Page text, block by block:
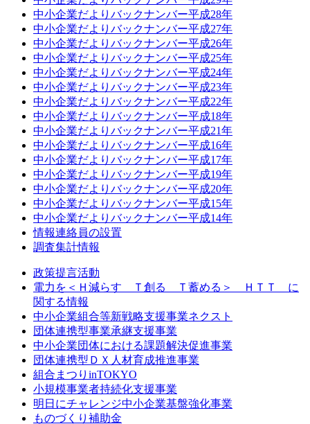
中小企業だよりバックナンバー平成28年
中小企業だよりバックナンバー平成27年
中小企業だよりバックナンバー平成26年
中小企業だよりバックナンバー平成25年
中小企業だよりバックナンバー平成24年
中小企業だよりバックナンバー平成23年
中小企業だよりバックナンバー平成22年
中小企業だよりバックナンバー平成18年
中小企業だよりバックナンバー平成21年
中小企業だよりバックナンバー平成16年
中小企業だよりバックナンバー平成17年
中小企業だよりバックナンバー平成19年
中小企業だよりバックナンバー平成20年
中小企業だよりバックナンバー平成15年
中小企業だよりバックナンバー平成14年
情報連絡員の設置
調査集計情報
政策提言活動
電力を＜Ｈ減らす Ｔ創る Ｔ蓄める＞ ＨＴＴ に
関する情報
中小企業組合等新戦略支援事業ネクスト
団体連携型事業承継支援事業
中小企業団体における課題解決促進事業
団体連携型ＤＸ人材育成推進事業
組合まつりinTOKYO
小規模事業者持続化支援事業
明日にチャレンジ中小企業基盤強化事業
ものづくり補助金